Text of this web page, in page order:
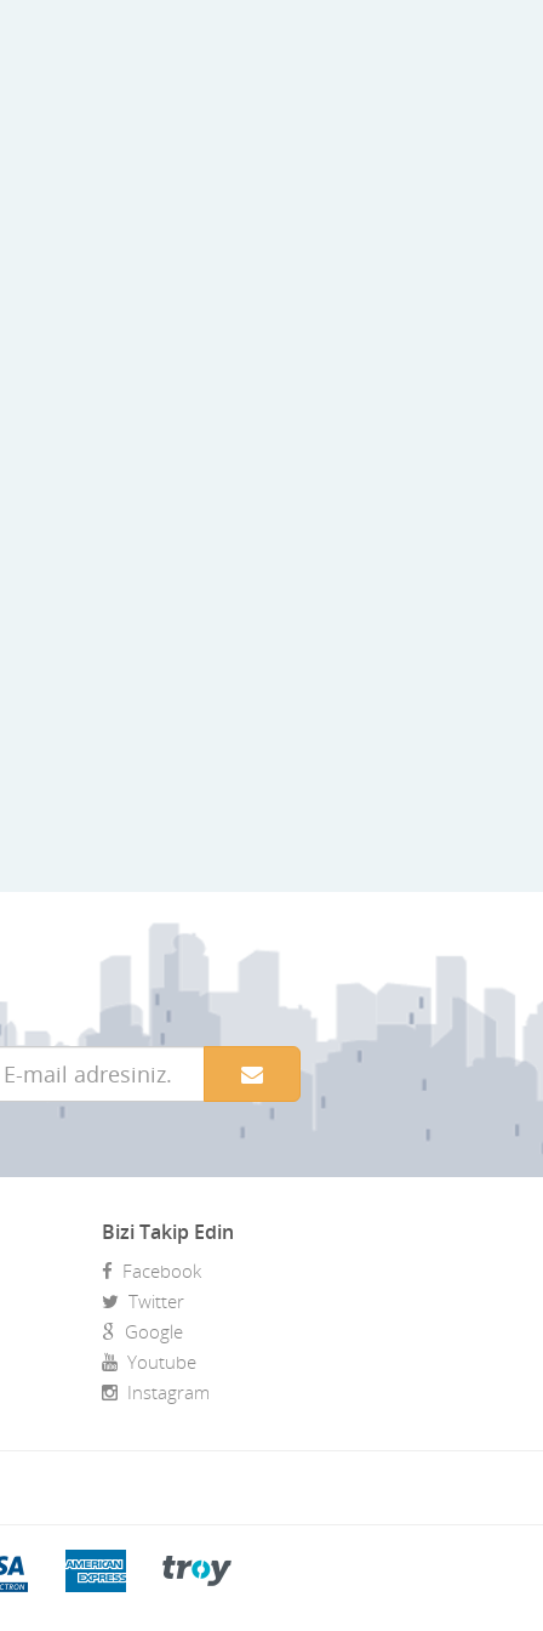
Bizi Takip Edin
Facebook
Twitter
Google
Youtube
Instagram